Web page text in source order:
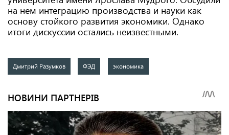
на нем интеграцию производства и науки как
основу стойкого развития экономики. Однако
итоги дискуссии остались неизвестными.
Дмитрий Разумков ФЭД экономика